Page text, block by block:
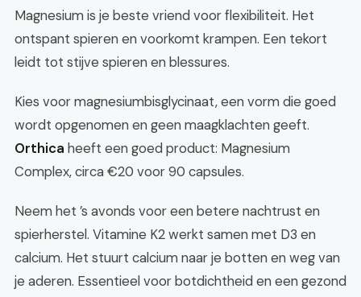
Magnesium is je beste vriend voor flexibiliteit. Het
ontspant spieren en voorkomt krampen. Een tekort
leidt tot stijve spieren en blessures.
Kies voor magnesiumbisglycinaat, een vorm die goed
wordt opgenomen en geen maagklachten geeft.
Orthica heeft een goed product: Magnesium
Complex, circa €20 voor 90 capsules.
Neem het ’s avonds voor een betere nachtrust en
spierherstel. Vitamine K2 werkt samen met D3 en
calcium. Het stuurt calcium naar je botten en weg van
je aderen. Essentieel voor botdichtheid en een gezond